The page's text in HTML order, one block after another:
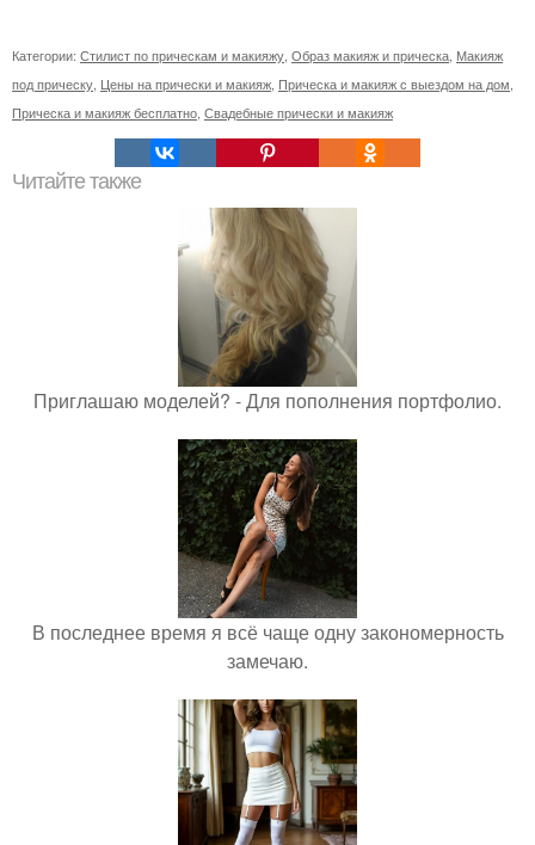
Категории: Стилист по прическам и макияжу Образ макияж и прическа Макияж
под прическу Цены на прически и макияж Прическа и макияж с выездом на дом
Прическа и макияж бесплатно Свадебные прически и макияж
Читайте также
Приглашаю моделей? - Для пополнения портфолио.
В последнее время я всё чаще одну закономерность
замечаю.